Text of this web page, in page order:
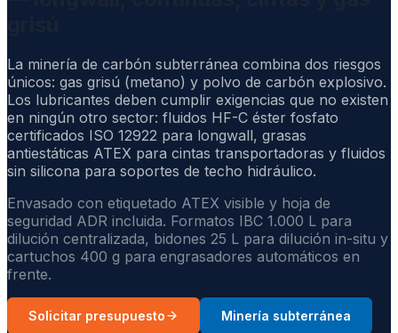
La minería de carbón subterránea combina dos riesgos
únicos: gas grisú (metano) y polvo de carbón explosivo.
Los lubricantes deben cumplir exigencias que no existen
en ningún otro sector: fluidos HF-C éster fosfato
certificados ISO 12922 para longwall, grasas
antiestáticas ATEX para cintas transportadoras y fluidos
sin silicona para soportes de techo hidráulico.
Envasado con etiquetado ATEX visible y hoja de
seguridad ADR incluida. Formatos IBC 1.000 L para
dilución centralizada, bidones 25 L para dilución in-situ y
cartuchos 400 g para engrasadores automáticos en
frente.
Solicitar presupuesto Minería subterránea